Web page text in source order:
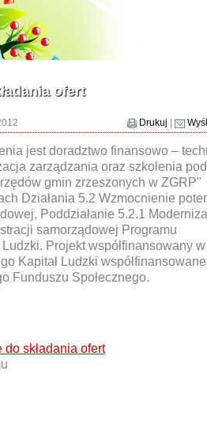
ofert
Drukuj
jest doradztwo finansowo –
zarządzania oraz szkolenia
gmin zrzeszonych w ZGRP"
Działania 5.2 Wzmocnienie
Poddziałanie 5.2.1
samorządowej Programu
Projekt współfinansowany
Kapitał Ludzki
Funduszu Społecznego.
składania ofert